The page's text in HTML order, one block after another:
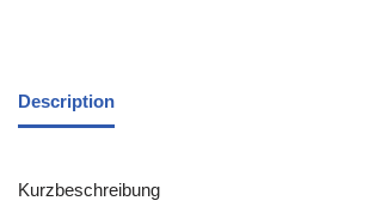
Description
Kurzbeschreibung